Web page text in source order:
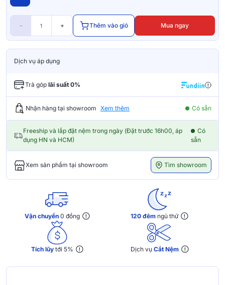
− + Thêm vào giỏ Mua ngay
Dịch vụ áp dụng
Trả góp lãi suất 0%
Nhận hàng tại showroom Xem thêm Có sẵn
Freeship và lắp đặt nệm trong ngày (Đặt trước 16h00, áp
dụng HN và HCM)
Có
sẵn
Xem sản phẩm tại showroom Tìm showroom
Vận chuyển 0 đồng 120 đêm ngủ thử
Tích lũy tới 5% Dịch vụ Cắt Nệm